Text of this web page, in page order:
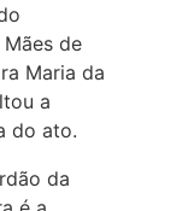
de
Maria da
a
do ato.
da